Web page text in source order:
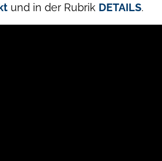
und in der Rubrik DETAILS.